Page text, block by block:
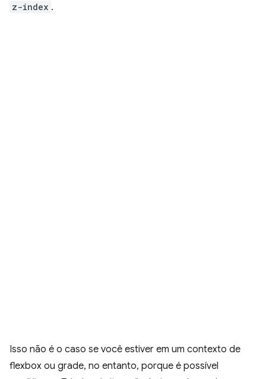
z-index .
Isso não é o caso se você estiver em um contexto de
flexbox ou grade, no entanto, porque é possível